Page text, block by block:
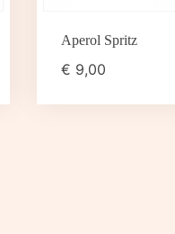
Aperol Spritz
€ 9,00